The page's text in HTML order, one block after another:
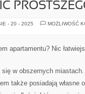
- 20 - 2025
MOŻLIWOŚĆ
apartamentu? Nic
w obszernych
także posiadają własne